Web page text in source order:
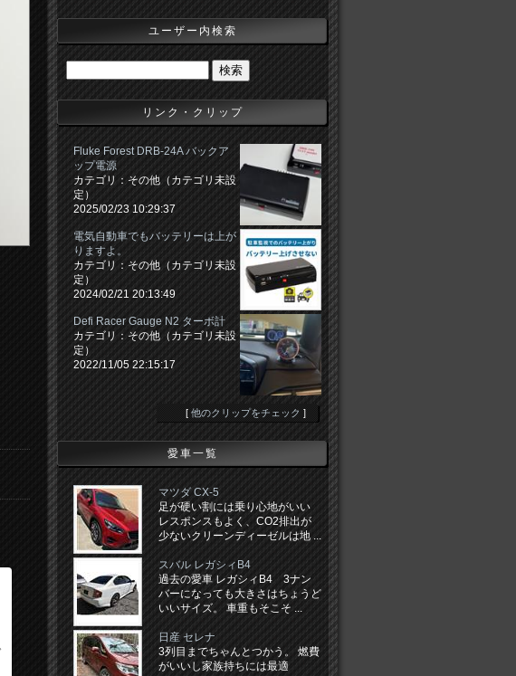
ユーザー内検索
リンク・クリップ
Fluke Forest DRB-24A バックア
ップ電源
カテゴリ：その他（カテゴリ未設
定）
2025/02/23 10:29:37
電気自動車でもバッテリーは上が
りますよ。
カテゴリ：その他（カテゴリ未設
定）
2024/02/21 20:13:49
Defi Racer Gauge N2 ターボ計
カテゴリ：その他（カテゴリ未設
定）
2022/11/05 22:15:17
[ 他のクリップをチェック ]
愛車一覧
マツダ CX-5
足が硬い割には乗り心地がいい
レスポンスもよく、CO2排出が
少ないクリーンディーゼルは地 ...
スバル レガシィB4
過去の愛車 レガシィB4 3ナン
バーになっても大きさはちょうど
いいサイズ。 車重もそこそ ...
日産 セレナ
3列目までちゃんとつかう。 燃費
がいいし家族持ちには最適